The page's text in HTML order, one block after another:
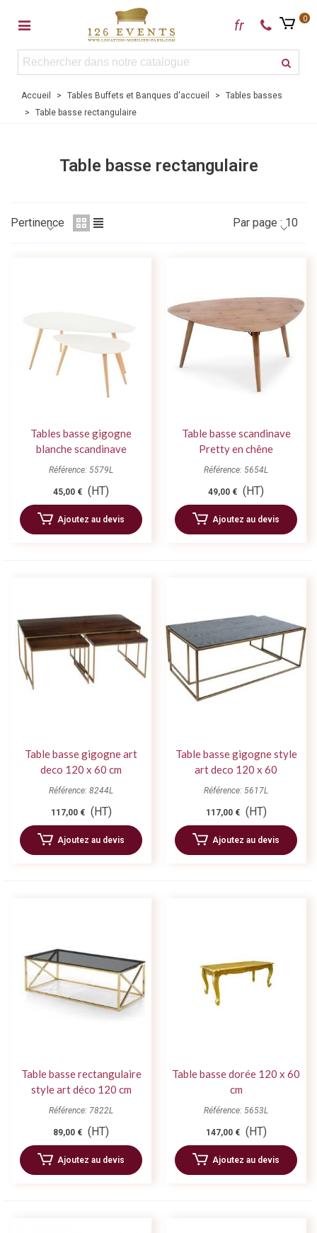
fr 0
Accueil > Tables Buffets et Banques d'accueil >
Tables basses
>
Table basse rectangulaire
Table basse rectangulaire
Pertinence Par page : 10
Tables basse gigogne
blanche scandinave
Référence: 5579L
45,00 € (HT)
Ajoutez au devis
Table basse scandinave
Pretty en chêne
Référence: 5654L
49,00 € (HT)
Ajoutez au devis
Table basse gigogne art
deco 120 x 60 cm
Référence: 8244L
117,00 € (HT)
Ajoutez au devis
Table basse gigogne style
art deco 120 x 60
Référence: 5617L
117,00 € (HT)
Ajoutez au devis
Table basse rectangulaire
style art déco 120 cm
Référence: 7822L
89,00 € (HT)
Ajoutez au devis
Table basse dorée 120 x 60
cm
Référence: 5653L
147,00 € (HT)
Ajoutez au devis